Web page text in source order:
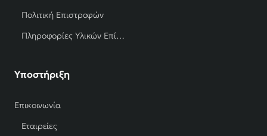
Πολιτική Επιστροφών
Πληροφορίες Υλικών Επίπλων
Υποστήριξη
Επικοινωνία
Εταιρείες